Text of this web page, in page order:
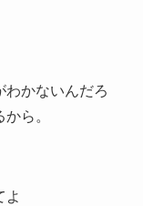
わかないんだろ
ら。
よ